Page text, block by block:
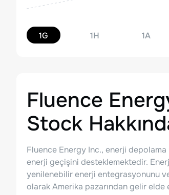
1G 1H 1A
Fluence
Stock
Fluence Energy Inc., enerji
enerji geçişini desteklemektedir.
yenilenebilir enerji entegrasyonunu ve
olarak Amerika pazarından gelir